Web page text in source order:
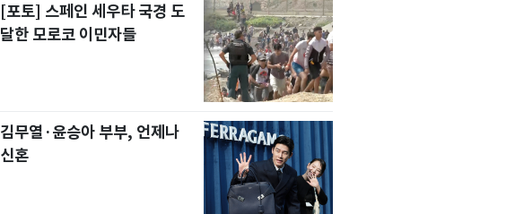
[포토] 스페인 세우타 국경 도
달한 모로코 이민자들
김무열·윤승아 부부, 언제나
신혼